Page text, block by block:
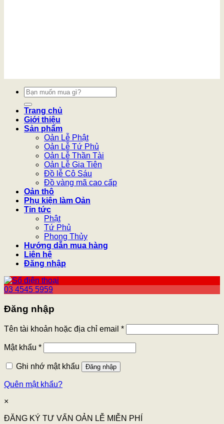
Tìm
kiếm:
Trang chủ
Giới thiệu
Sản phẩm
Oản Lễ Phật
Oản Lễ Tứ Phủ
Oản Lễ Thần Tài
Oản Lễ Gia Tiên
Đồ lễ Cô Sáu
Đồ vàng mã cao cấp
Oản thô
Phụ kiện làm Oản
Tin tức
Phật
Tứ Phủ
Phong Thủy
Hướng dẫn mua hàng
Liên hệ
Đăng nhập
03 4545 5959
Đăng nhập
Tên tài khoản hoặc địa chỉ email *
Mật khẩu *
Ghi nhớ mật khẩu Đăng nhập
Quên mật khẩu?
×
ĐĂNG KÝ TƯ VẤN OẢN LỄ MIỄN PHÍ